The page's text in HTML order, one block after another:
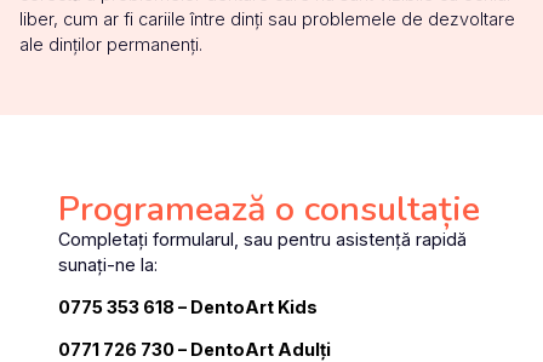
liber, cum ar fi cariile între dinți sau problemele de dezvoltare
ale dinților permanenți.
Programează o consultație
Completați formularul, sau pentru asistență rapidă
sunați-ne la:
0775 353 618 – DentoArt Kids
0771 726 730– DentoArt Adulți